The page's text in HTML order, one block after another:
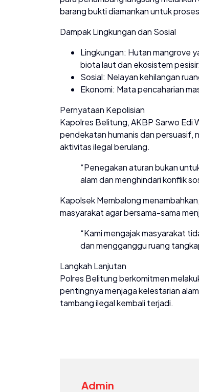
barang bukti diamankan untuk
Dampak Lingkungan dan Sosial
Lingkungan: Hutan mangrove
biota laut dan ekosistem pesisir.
Sosial: Nelayan kehilangan
Ekonomi: Mata pencaharian
Pernyataan Kepolisian
Kapolres Belitung, AKBP Sarwo Edi
pendekatan humanis dan persuasif,
aktivitas ilegal berulang.
“Penegakan aturan bukan
alam dan menghindari konflik
Kapolsek Membalong
masyarakat agar bersama-sama
“Kami mengajak masyarakat
dan mengganggu ruang
Langkah Lanjutan
Polres Belitung berkomitmen
pentingnya menjaga kelestarian
tambang ilegal kembali terjadi.
Admin